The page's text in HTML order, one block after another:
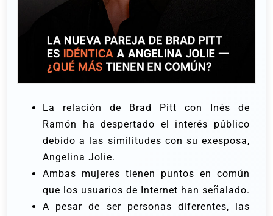
La relación de Brad Pitt con Inés de
Ramón ha despertado el interés público
debido a las similitudes con su exesposa,
Angelina Jolie.
Ambas mujeres tienen puntos en común
que los usuarios de Internet han señalado.
A pesar de ser personas diferentes, las